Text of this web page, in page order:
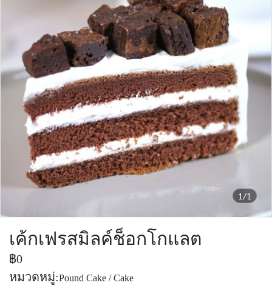
1/1
เค้กเฟรสมิลค์ช็อกโกแลต
฿0
หมวดหมู่:Pound Cake / Cake